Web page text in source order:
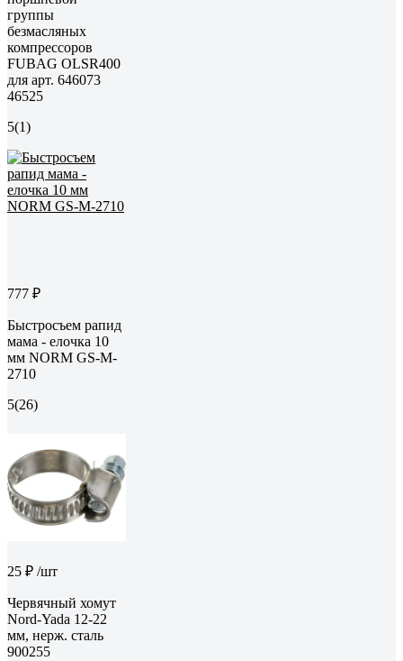
группы
безмасляных
компрессоров
FUBAG OLSR400
для арт. 646073
46525
5(1)
777 ₽
Быстросъем рапид
мама - елочка 10
мм NORM GS-M-
2710
5(26)
25 ₽ /шт
Червячный хомут
Nord-Yada 12-22
мм, нерж. сталь
900255